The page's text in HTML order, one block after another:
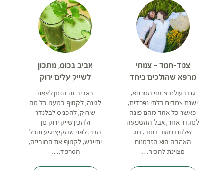
צמד-חמד – צמחי
מרפא שהולכים ביחד
גם בעולם צמחי המרפא,
ישנם צמדים בלתי נפרדים,
כאשר כל אחד מהם פונה
למגדר אחר, אבל ההשפעה
שלהם מאוד דומה. חג
האהבה הוא הזדמנות
מצוינת להכיר…
אביב בכוס, מתכון
לשייק עלים ירוק
באביב זה הזמן לצאת
לגינה, לקטוף כמעט כל מה
שירוק, להכניס לבלנדר
ולהכין שייק ירוק מן
הבר. לפני שהקיץ יגיע והכל
יתייבש, לקטוף את החוביזה,
הסרפד,…